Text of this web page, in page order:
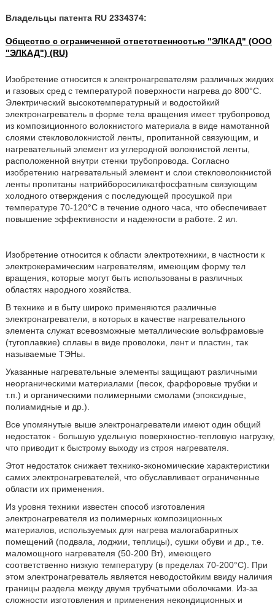
Владельцы патента RU 2334374:
Общество с ограниченной ответственностью "ЭЛКАД" (ООО
"ЭЛКАД") (RU)
Изобретение относится к электронагревателям различных жидких
и газовых сред с температурой поверхности нагрева до 800°С.
Электрический высокотемпературный и водостойкий
электронагреватель в форме тела вращения имеет трубопровод
из композиционного волокнистого материала в виде намотанной
слоями стекловолокнистой ленты, пропитанной связующим, и
нагревательный элемент из углеродной волокнистой ленты,
расположенной внутри стенки трубопровода. Согласно
изобретению нагревательный элемент и слои стекловолокнистой
ленты пропитаны натрийборосиликатфосфатным связующим
холодного отверждения с последующей просушкой при
температуре 70-120°С в течение одного часа, что обеспечивает
повышение эффективности и надежности в работе. 2 ил.
Изобретение относится к области электротехники, в частности к
электрокерамическим нагревателям, имеющим форму тел
вращения, которые могут быть использованы в различных
областях народного хозяйства.
В технике и в быту широко применяются различные
электронагреватели, в которых в качестве нагревательного
элемента служат всевозможные металлические вольфрамовые
(тугоплавкие) сплавы в виде проволоки, лент и пластин, так
называемые ТЭНы.
Указанные нагревательные элементы защищают различными
неорганическими материалами (песок, фарфоровые трубки и
т.п.) и органическими полимерными смолами (эпоксидные,
полиамидные и др.).
Все упомянутые выше электронагреватели имеют один общий
недостаток - большую удельную поверхностно-тепловую нагрузку,
что приводит к быстрому выходу из строя нагревателя.
Этот недостаток снижает технико-экономические характеристики
самих электронагревателей, что обуславливает ограниченные
области их применения.
Из уровня техники известен способ изготовления
электронагревателя из полимерных композиционных
материалов, используемых для нагрева малогабаритных
помещений (подвала, лоджии, теплицы), сушки обуви и др., т.е.
маломощного нагревателя (50-200 Вт), имеющего
соответственно низкую температуру (в пределах 70-200°С). При
этом электронагреватель является неводостойким ввиду наличия
границы раздела между двумя трубчатыми оболочками. Из-за
сложности изготовления и применения некондиционных и